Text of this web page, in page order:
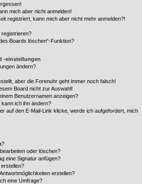
mich aber nicht anmelden!
registriert, kann mich aber nicht mehr anmelden?!
registrieren?
Boards löschen“-Funktion?
-einstellungen
ändern?
aber die Forenuhr geht immer noch falsch!
Board nicht zur Auswahl!
Benutzernamen anzeigen?
ich ihn ändern?
auf den E-Mail-Link klicke, werde ich aufgefordert, mich
oder löschen?
eine Signatur anfügen?
erstellen?
eine Umfrage?